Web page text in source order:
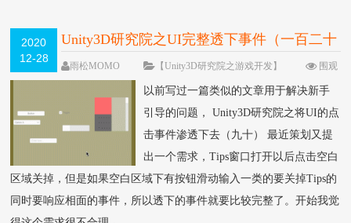
2020
12-28
Unity3D研究院之UI完整透下事件（一百二十
二）
雨松MOMO 【Unity3D研究院之游戏开发】
围观
8791次
12 条评论
以前写过一篇类似的文章用于解决新手
引导的问题， Unity3D研究院之将UI的点
击事件渗透下去（九十） 最近策划又提
出一个需求，Tips窗口打开以后点击空白
区域关掉，但是如果空白区域下有按钮滑动输入一类的要关掉Tips的
同时要响应相面的事件，所以透下的事件就要比较完整了。开始我觉